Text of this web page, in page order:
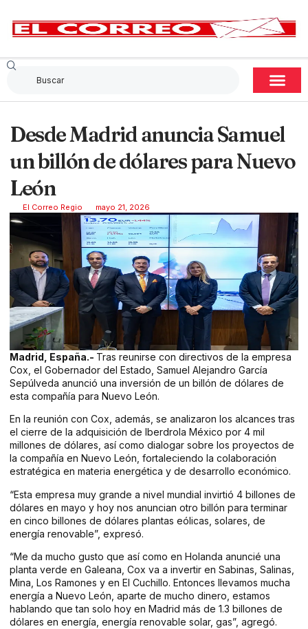
Desde Madrid anuncia Samuel
un billón de dólares para Nuevo
León
El Correo Regio mayo 21, 2026
Madrid, España.- Tras reunirse con directivos de la empresa
Cox, el Gobernador del Estado, Samuel Alejandro García
Sepúlveda anunció una inversión de un billón de dólares de
esta compañía para Nuevo León.
En la reunión con Cox, además, se analizaron los alcances tras
el cierre de la adquisición de Iberdrola México por 4 mil
millones de dólares, así como dialogar sobre los proyectos de
la compañía en Nuevo León, fortaleciendo la colaboración
estratégica en materia energética y de desarrollo económico.
“Esta empresa muy grande a nivel mundial invirtió 4 billones de
dólares en mayo y hoy nos anuncian otro billón para terminar
en cinco billones de dólares plantas eólicas, solares, de
energía renovable”, expresó.
“Me da mucho gusto que así como en Holanda anuncié una
planta verde en Galeana, Cox va a invertir en Sabinas, Salinas,
Mina, Los Ramones y en El Cuchillo. Entonces llevamos mucha
energía a Nuevo León, aparte de mucho dinero, estamos
hablando que tan solo hoy en Madrid más de 1.3 billones de
dólares en energía, energía renovable solar, gas”, agregó.